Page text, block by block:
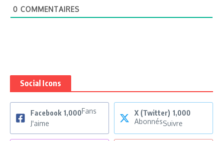
0 COMMENTAIRES
Social Icons
Facebook 1,000Fans
J'aime
X (Twitter) 1,000
AbonnésSuivre